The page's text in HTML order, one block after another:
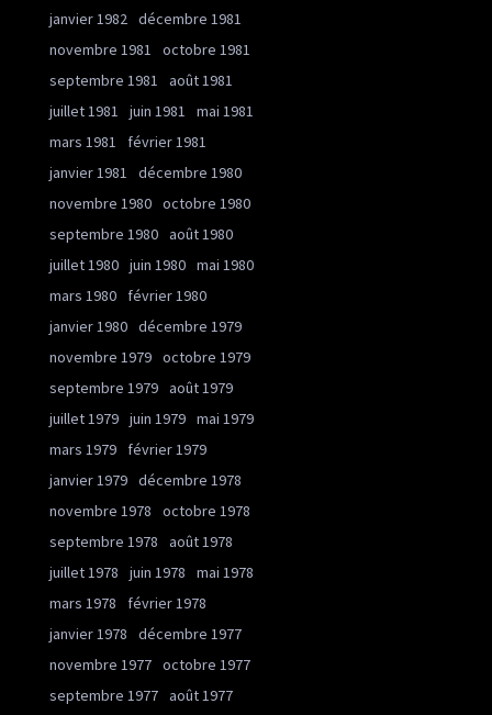
janvier 1982 décembre 1981
novembre 1981
octobre 1981
septembre 1981
août 1981
juillet 1981
juin 1981
mai 1981
mars 1981
février 1981
janvier 1981
décembre 1980
novembre 1980 octobre 1980
septembre 1980 août 1980
juillet 1980 juin 1980 mai 1980
mars 1980
février 1980
janvier 1980 décembre 1979
novembre 1979 octobre 1979
septembre 1979 août 1979
juillet 1979 juin 1979 mai 1979
mars 1979
février 1979
janvier 1979 décembre 1978
novembre 1978
octobre 1978
septembre 1978
août 1978
juillet 1978
juin 1978
mai 1978
mars 1978
février 1978
janvier 1978
décembre 1977
novembre 1977 octobre 1977
septembre 1977 août 1977